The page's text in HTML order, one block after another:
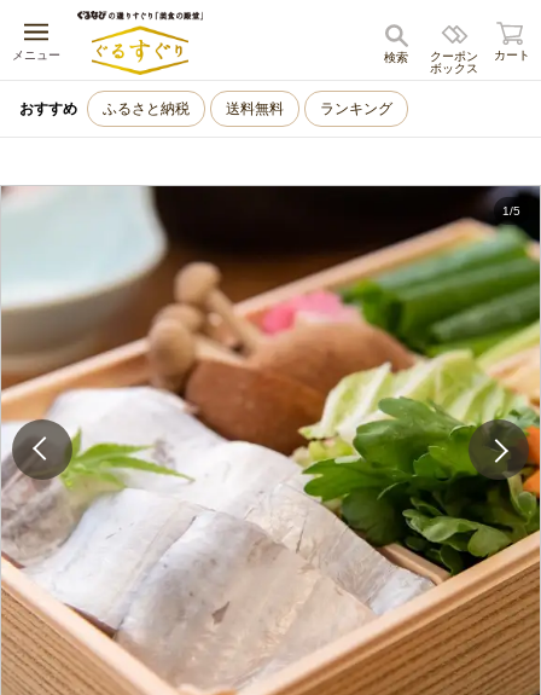
メニュー
キャンセル
クーポン
ボックス
検索 カート
おすすめ ふるさと納税 送料無料 ランキング
1/5